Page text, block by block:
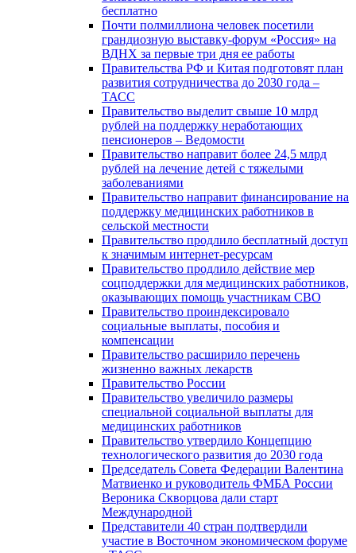
бесплатно
Почти полмиллиона человек посетили
грандиозную выставку-форум «Россия» на
ВДНХ за первые три дня ее работы
Правительства РФ и Китая подготовят план
развития сотрудничества до 2030 года –
ТАСС
Правительство выделит свыше 10 млрд
рублей на поддержку неработающих
пенсионеров – Ведомости
Правительство направит более 24,5 млрд
рублей на лечение детей с тяжелыми
заболеваниями
Правительство направит финансирование на
поддержку медицинских работников в
сельской местности
Правительство продлило бесплатный доступ
к значимым интернет-ресурсам
Правительство продлило действие мер
соцподдержки для медицинских работников,
оказывающих помощь участникам СВО
Правительство проиндексировало
социальные выплаты, пособия и
компенсации
Правительство расширило перечень
жизненно важных лекарств
Правительство России
Правительство увеличило размеры
специальной социальной выплаты для
медицинских работников
Правительство утвердило Концепцию
технологического развития до 2030 года
Председатель Совета Федерации Валентина
Матвиенко и руководитель ФМБА России
Вероника Скворцова дали старт
Международной
Представители 40 стран подтвердили
участие в Восточном экономическом форуме